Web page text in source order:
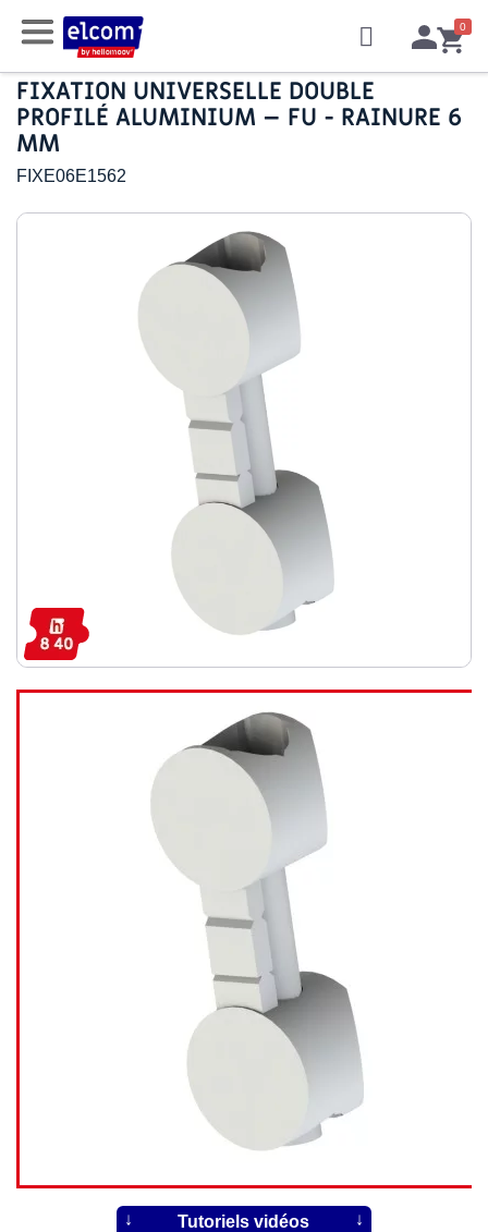
FIXATION UNIVERSELLE DOUBLE
PROFILÉ ALUMINIUM – FU - RAINURE 6
MM
FIXE06E1562
Tutoriels vidéos